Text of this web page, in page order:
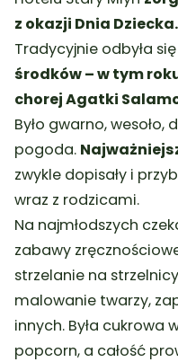
z okazji Dnia Dziecka.
Tradycyjnie odbyła się
środków – w tym
chorej Agatki
Było gwarno,
pogoda.
zwykle dopisały i
wraz z rodzicami.
Na najmłodszych
zabawy
strzelanie na
malowanie twarzy,
innych. Była cukrowa
popcorn, a całość